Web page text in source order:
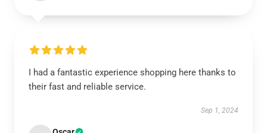
I had a fantastic experience shopping here thanks to
their fast and reliable service.
Sep 1, 2024